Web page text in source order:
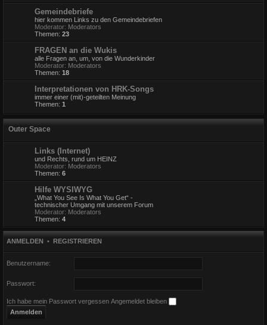
Gemeindebriefe
hier kommen Links zu den Gemeindebriefen
Moderator: Moderators
Themen: 23
FRAGEN an die Wukis
alle Fragen an, um, von die Wunderkinder
Moderator: Moderators
Themen: 18
Interpretationen von HRK-Songs
immer einer (mit)-geteilten Meinung
Themen: 1
Outer Space
Links (Internet)
und Rechts, rund um HEINZ
Moderator: Moderators
Themen: 6
Hilfe WYSIWYG
„What You See Is What You Get“ -
technischer Umgang mit unserem Forum
Moderator: Moderators
Themen: 4
ANMELDEN • REGISTRIEREN
Benutzername:
Passwort:
Ich habe mein Passwort vergessen Angemeldet bleiben